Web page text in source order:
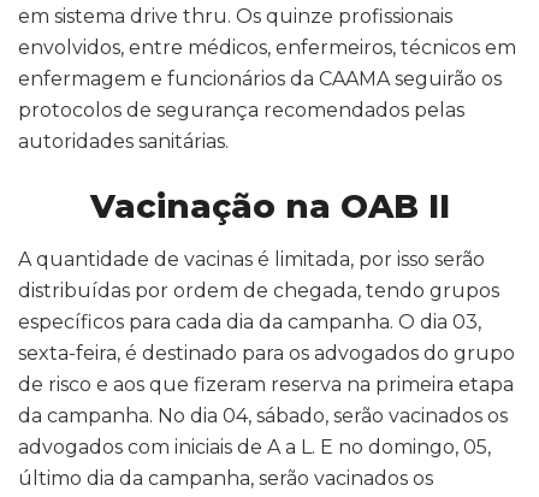
em sistema drive thru. Os quinze profissionais
envolvidos, entre médicos, enfermeiros, técnicos em
enfermagem e funcionários da CAAMA seguirão os
protocolos de segurança recomendados pelas
autoridades sanitárias.
Vacinação na OAB II
A quantidade de vacinas é limitada, por isso serão
distribuídas por ordem de chegada, tendo grupos
específicos para cada dia da campanha. O dia 03,
sexta-feira, é destinado para os advogados do grupo
de risco e aos que fizeram reserva na primeira etapa
da campanha. No dia 04, sábado, serão vacinados os
advogados com iniciais de A a L. E no domingo, 05,
último dia da campanha, serão vacinados os